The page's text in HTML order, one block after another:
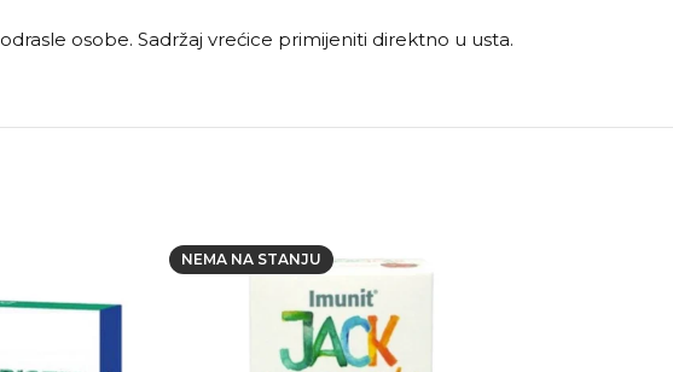
osobe. Sadržaj vrećice primijeniti direktno u usta.
NEMA NA STANJU